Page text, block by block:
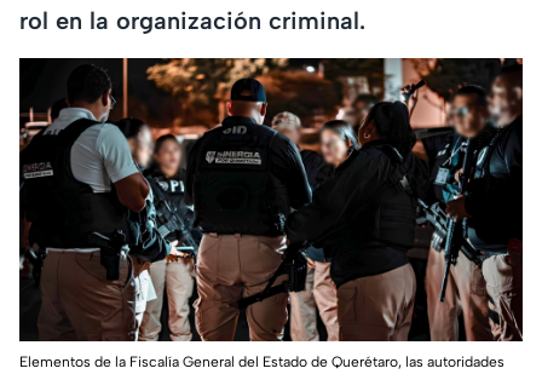
rol en la organización criminal.
Elementos de la Fiscalía General del Estado de Querétaro, las autoridades